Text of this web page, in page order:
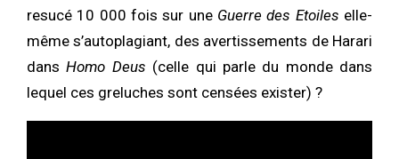
resucé 10 000 fois sur une Guerre des Etoiles elle-
même s’autoplagiant, des avertissements de Harari
dansHomo Deus (celle qui parle du monde dans
lequel ces greluches sont censées exister) ?